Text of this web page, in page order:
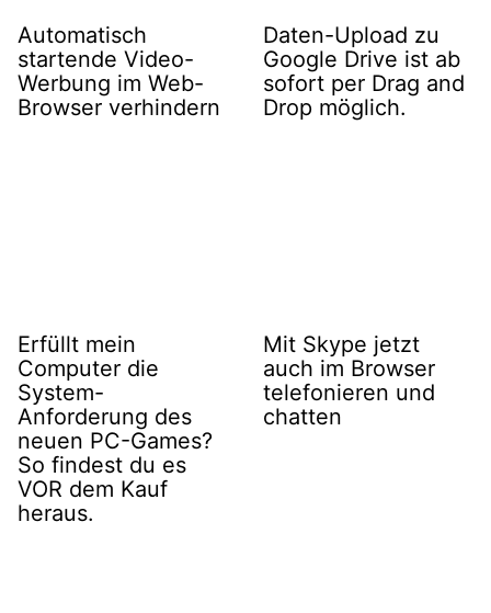
Automatisch
startende Video-
Werbung im Web-
Browser verhindern
Daten-Upload zu
Google Drive ist ab
sofort per Drag and
Drop möglich.
Erfüllt mein
Computer die
System-
Anforderung des
neuen PC-Games?
So findest du es
VOR dem Kauf
heraus.
Mit Skype jetzt
auch im Browser
telefonieren und
chatten